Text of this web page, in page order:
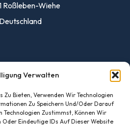
Verwalten
Zu Bieten, Verwenden Wir Technologien
Zu Speichern Und/oder Darauf
Technologien Zustimmst, Können Wir
Eindeutige IDs Auf Dieser Website
Roßleben-Wiehe
Deutschland
Ida Kirchner
ID: DE455276486